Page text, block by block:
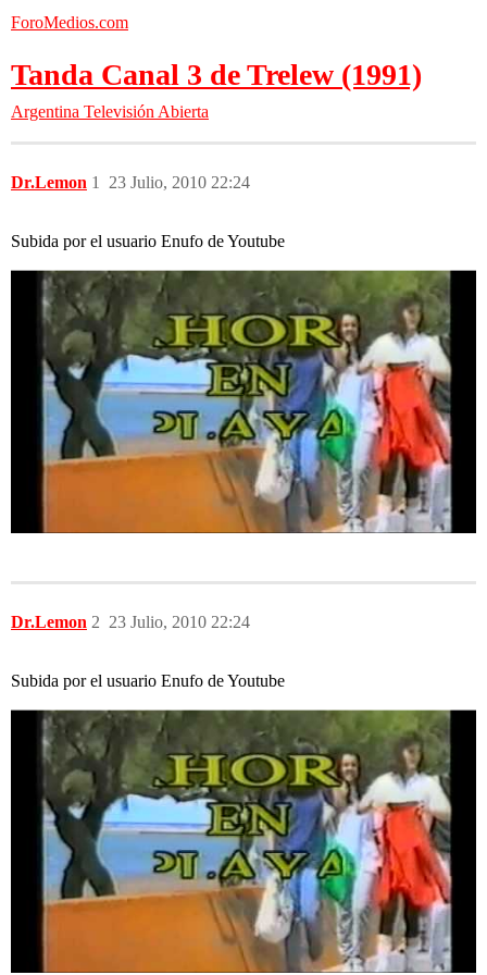
ForoMedios.com
Tanda Canal 3 de Trelew (1991)
Argentina Televisión Abierta
Dr.Lemon 23 Julio, 2010 22:24
1
Subida por el usuario Enufo de Youtube
Dr.Lemon 23 Julio, 2010 22:24
2
Subida por el usuario Enufo de Youtube